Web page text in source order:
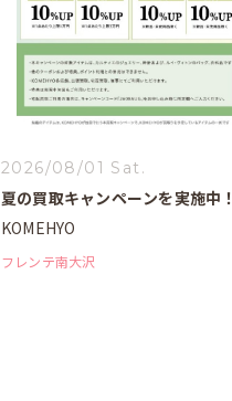
2026/08/01 Sat.
夏の買取キャンペーンを実施中！
KOMEHYO
フレンテ南大沢